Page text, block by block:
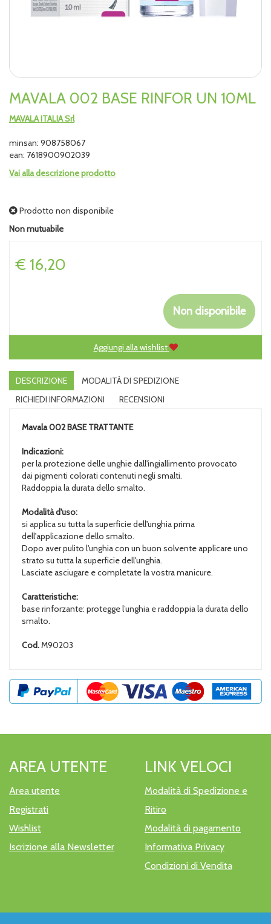
MAVALA 002 BASE RINFOR UN 10ML
MAVALA ITALIA Srl
minsan: 908758067
ean: 7618900902039
Vai alla descrizione prodotto
Prodotto non disponibile
Non mutuabile
Prezzo
€ 16,20
Non disponibile
Aggiungi alla wishlist
DESCRIZIONE
MODALITÀ DI SPEDIZIONE
RICHIEDI INFORMAZIONI
RECENSIONI
Mavala 002BASE TRATTANTE
Indicazioni:
per la protezione delle unghie dall'ingiallimento provocato
dai pigmenti colorati contenuti negli smalti.
Raddoppia la durata dello smalto.
Modalità d'uso:
si applica su tutta la superficie dell'unghia prima
dell'applicazione dello smalto.
Dopo aver pulito l'unghia con un buon solvente applicare uno
strato su tutta la superficie dell'unghia.
Lasciate asciugare e completate la vostra manicure.
Caratteristiche:
base rinforzante: protegge l’unghia e raddoppia la durata dello
smalto.
Cod.M90203
AREA UTENTE
Area utente
Registrati
Wishlist
Iscrizione alla Newsletter
LINK VELOCI
Modalità di Spedizione e
Ritiro
Modalità di pagamento
Informativa Privacy
Condizioni di Vendita